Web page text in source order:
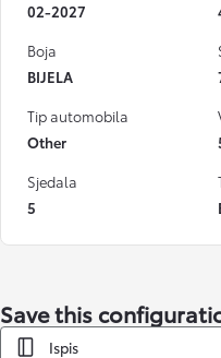
02-2027
Boja
BIJELA
Tip automobila
Other
Sjedala
5
Save this
Ispis